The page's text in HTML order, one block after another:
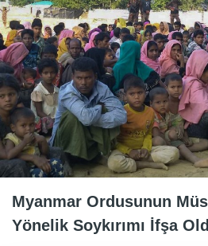
Myanmar Ordusunun
Yönelik Soykırımı İfşa